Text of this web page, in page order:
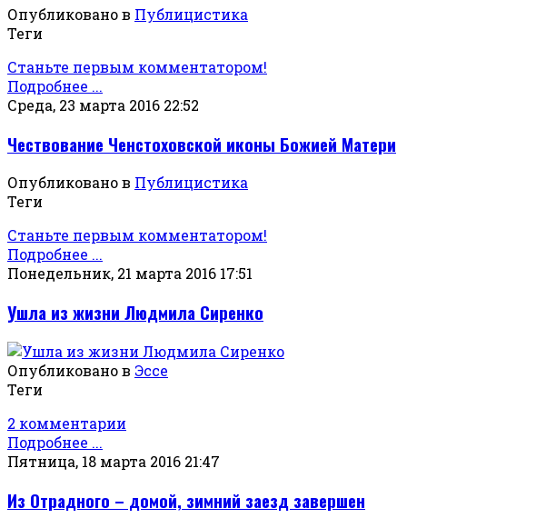
Опубликовано в Публицистика
Теги
Станьте первым комментатором!
Подробнее ...
Среда, 23 марта 2016 22:52
Чествование Ченстоховской иконы Божией Матери
Опубликовано в Публицистика
Теги
Станьте первым комментатором!
Подробнее ...
Понедельник, 21 марта 2016 17:51
Ушла из жизни Людмила Сиренко
Опубликовано в Эссе
Теги
2 комментарии
Подробнее ...
Пятница, 18 марта 2016 21:47
Из Отрадного – домой, зимний заезд завершен